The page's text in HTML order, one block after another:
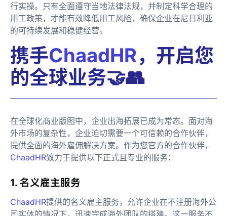
行实操。只有全面遵守当地法律法规，并制定科学合理的
用工政策，才能有效降低用工风险，确保企业在尼日利亚
的可持续发展和稳健经营。
携手ChaadHR，开启您
的全球业务🤝👥
在全球化商业版图中，企业出海拓展已成为常态。面对海
外市场的复杂性，企业迫切需要一个可信赖的合作伙伴，
提供全面的海外雇佣解决方案。作为您官方的合作伙伴，
ChaadHR致力于提供以下正式且专业的服务：
1. 名义雇主服务
ChaadHR提供的名义雇主服务，允许企业在不注册海外公
司实体的情况下，迅速完成海外团队的搭建。这一服务不